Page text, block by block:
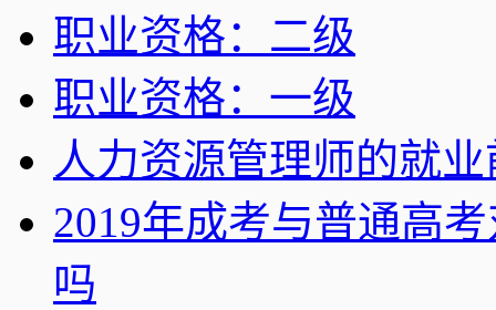
职业资格：二级
职业资格：一级
人力资源管理师的就
2019年成考与普通高
吗